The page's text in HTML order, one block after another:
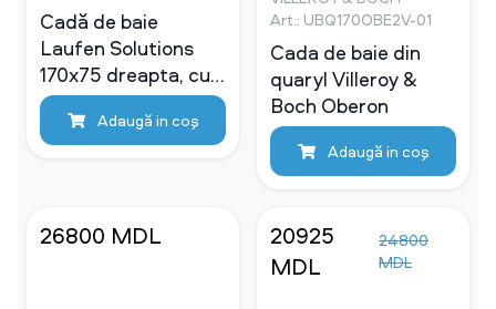
Cadă de baie
Laufen Solutions
170x75 dreapta, cu
panou
Adaugă in coş
Art.: UBQ170OBE2V-01
Cada de baie din
quaryl Villeroy &
Boch Oberon
Adaugă in coş
26800 MDL
20925
MDL
24800
MDL